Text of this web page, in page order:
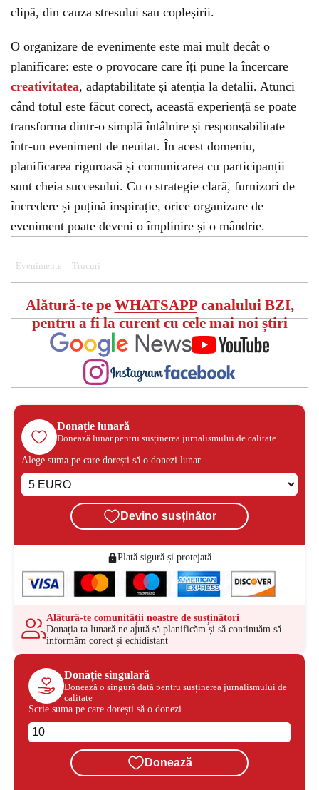
clipă, din cauza stresului sau copleșirii.
O organizare de evenimente este mai mult decât o
planificare: este o provocare care îți pune la încercare
creativitatea, adaptabilitate și atenția la detalii. Atunci
când totul este făcut corect, această experiență se poate
transforma dintr-o simplă întâlnire și responsabilitate
într-un eveniment de neuitat. În acest domeniu,
planificarea riguroasă și comunicarea cu participanții
sunt cheia succesului. Cu o strategie clară, furnizori de
încredere și puțină inspirație, orice organizare de
eveniment poate deveni o împlinire și o mândrie.
Evenimente Trucuri
Alătură-te pe WHATSAPPcanalului BZI,
pentru a fi la curent cu cele mai noi știri
Donație lunară
Donează lunar pentru susținerea jurnalismului de calitate
Alege suma pe care dorești să o donezi lunar
Devino susținător
Plată sigură și protejată
Alătură-te comunității noastre de susținători
Donația ta lunară ne ajută să planificăm și să continuăm să
informăm corect și echidistant
Donație singulară
Donează o singură dată pentru susținerea jurnalismului de
calitate
Scrie suma pe care dorești să o donezi
Donează